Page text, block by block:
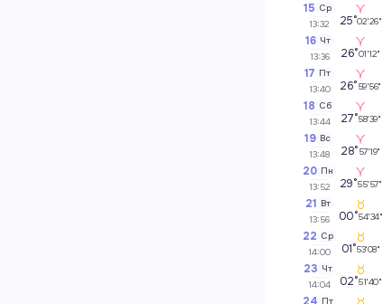
15 Ср
13:32
25°02'26"
16 Чт
13:36
26°01'12"
17 Пт
13:40
26°59'56"
18 Сб
13:44
27°58'39"
19 Вс
13:48
28°57'19"
20 Пн
13:52
29°55'57"
21 Вт
13:56
00°54'34"
22 Ср
14:00
01°53'08"
23 Чт
14:04
02°51'40"
Пт